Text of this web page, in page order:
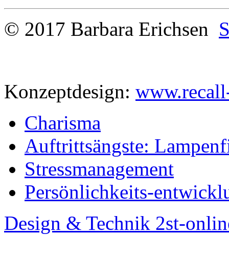
© 2017 Barbara Erichsen
Konzeptdesign:
Charisma
Auftrittsängste:
Stressmanagement
Persönlichkeits-
Design & Technik 2st-